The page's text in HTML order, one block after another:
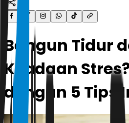
Bangun Tidur
Keadaan
dengan 5 Tips